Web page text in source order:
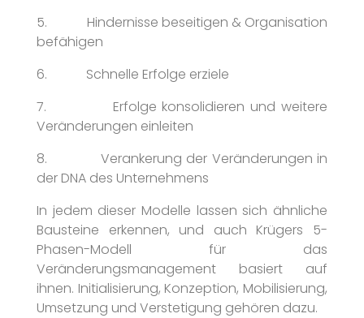
5. Hindernisse beseitigen & Organisation
befähigen
6. Schnelle Erfolge erziele
7. Erfolge konsolidieren und weitere
Veränderungen einleiten
8. Verankerung der Veränderungen in
der DNA des Unternehmens
In jedem dieser Modelle lassen sich ähnliche
Bausteine erkennen, und auch Krügers 5-
Phasen-Modell für das
Veränderungsmanagement basiert auf
ihnen. Initialisierung, Konzeption, Mobilisierung,
Umsetzung und Verstetigung gehören dazu.